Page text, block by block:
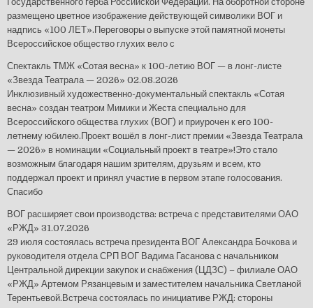
размещено цветное изображение действующей символики ВОГ и
надпись «100 ЛЕТ».Переговоры о выпуске этой памятной монеты
Всероссийское общество глухих вело с
Спектакль ТМЖ «Сотая весна» к 100-летию ВОГ — в лонг-листе
«Звезда Театрала — 2026» 02.08.2026
Инклюзивный художественно-документальный спектакль «Сотая
весна» создан театром Мимики и Жеста специально для
Всероссийского общества глухих (ВОГ) и приурочен к его 100-
летнему юбилею.Проект вошёл в лонг-лист премии «Звезда Театрала
— 2026» в номинации «Социальный проект в театре»!Это стало
возможным благодаря нашим зрителям, друзьям и всем, кто
поддержал проект и принял участие в первом этапе голосования.
Спасибо
ВОГ расширяет свои производства: встреча с представителями ОАО
«РЖД» 31.07.2026
29 июля состоялась встреча президента ВОГ Александра Бочкова и
руководителя отдела СРП ВОГ Вадима Гасанова с начальником
Центральной дирекции закупок и снабжения (ЦДЗС) – филиале ОАО
«РЖД» Артемом Рязанцевым и заместителем начальника Светланой
Терентьевой.Встреча состоялась по инициативе РЖД: стороны